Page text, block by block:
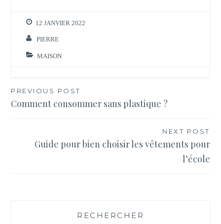
12 JANVIER 2022
PIERRE
MAISON
Navigation
de
PREVIOUS POST
Comment consommer sans plastique ?
NEXT POST
Guide pour bien choisir les vêtements pour
l’école
RECHERCHER